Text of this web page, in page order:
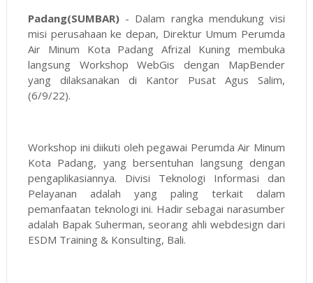
Padang(SUMBAR)- Dalam rangka mendukung visi
misi perusahaan ke depan, Direktur Umum Perumda
Air Minum Kota Padang Afrizal Kuning membuka
langsung Workshop WebGis dengan MapBender
yang dilaksanakan di Kantor Pusat Agus Salim,
(6/9/22).
Workshop ini diikuti oleh pegawai Perumda Air Minum
Kota Padang, yang bersentuhan langsung dengan
pengaplikasiannya. Divisi Teknologi Informasi dan
Pelayanan adalah yang paling terkait dalam
pemanfaatan teknologi ini. Hadir sebagai narasumber
adalah Bapak Suherman, seorang ahli webdesign dari
ESDM Training & Konsulting, Bali.